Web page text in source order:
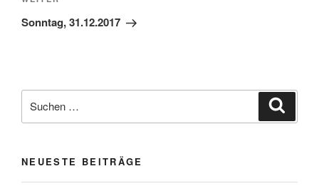
Beitrag
Sonntag, 31.12.2017
nach:
NEUESTE BEITRÄGE